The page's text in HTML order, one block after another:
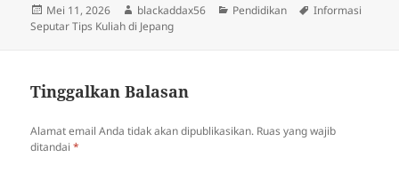
Diposkan
pada
Mei 11, 2026 Penulis
blackaddax56 Kategori
Pendidikan Tag
Informasi
Seputar Tips Kuliah di Jepang
Tinggalkan Balasan
Alamat email Anda tidak akan dipublikasikan. Ruas yang wajib
ditandai*